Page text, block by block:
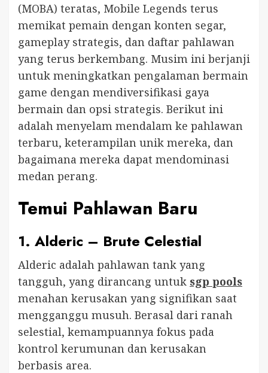
(MOBA) teratas, Mobile Legends terus
memikat pemain dengan konten segar,
gameplay strategis, dan daftar pahlawan
yang terus berkembang. Musim ini berjanji
untuk meningkatkan pengalaman bermain
game dengan mendiversifikasi gaya
bermain dan opsi strategis. Berikut ini
adalah menyelam mendalam ke pahlawan
terbaru, keterampilan unik mereka, dan
bagaimana mereka dapat mendominasi
medan perang.
Temui Pahlawan Baru
1. Alderic – Brute Celestial
Alderic adalah pahlawan tank yang
tangguh, yang dirancang untuk sgp pools
menahan kerusakan yang signifikan saat
mengganggu musuh. Berasal dari ranah
selestial, kemampuannya fokus pada
kontrol kerumunan dan kerusakan
berbasis area.